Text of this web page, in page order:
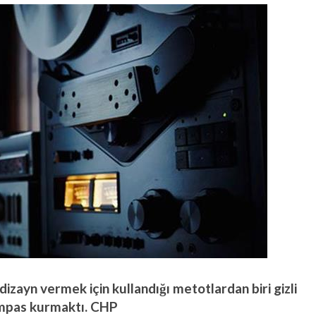
vermek için kullandığı metotlardan biri gizli
kurmaktı. CHP